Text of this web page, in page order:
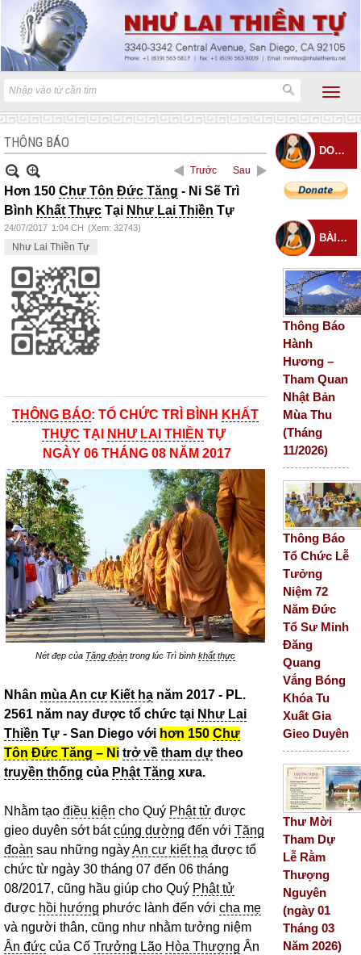
THÔNG BÁO
Trước Sau
Hơn 150 Chư Tôn Đức Tăng - Ni Sẽ Trì
Bình Khất Thực Tại Như Lai Thiền Tự
24/07/2017 1:04 CH (Xem: 32743)
Như Lai Thiền Tự
THÔNG BÁO: TỔ CHỨC TRÌ BÌNH KHẤT
THỰC TẠI NHƯ LAI THIỀN TỰ
NGÀY 06 THÁNG 08 NĂM 2017
Nét đẹp của Tăng đoàn trong lúc Trì bình khất thực
Nhân mùa An cư Kiết hạ năm 2017 - PL.
2561 năm nay được tổ chức tại Như Lai
Thiền Tự - San Diego với hơn 150 Chư
Tôn Đức Tăng – Ni trở về tham dự theo
truyền thống của Phật Tăng xưa.
Nhằm tạo điều kiện cho Quý Phật tử được
gieo duyên sớt bátcúng dường đến với Tăng
đoàn sau những ngàyAn cư kiết hạ được tổ
chức từ ngày 30 tháng 07 đến 06 tháng
08/2017, cũng hầu giúp cho Quý Phật tử
được hồi hướng phước lành đến với cha mẹ
và người thân, cũng như nhằm tưởng niệm
Ân đức của Cố Trưởng Lão Hòa Thượng Ân
DONATE
BÀI ĐĂNG MỚI
Thông Báo
Hành
Hương –
Tham Quan
Nhật Bản
Mùa Thu
(Tháng
11/2026)
Thông Báo
Tổ Chức Lễ
Tưởng
Niệm 72
Năm Đức
Tổ Sư Minh
Đăng
Quang
Vắng Bóng
Khóa Tu
Xuất Gia
Gieo Duyên
Thư Mời
Tham Dự
Lễ Rằm
Thượng
Nguyên
(ngày 01
Tháng 03
Năm 2026)